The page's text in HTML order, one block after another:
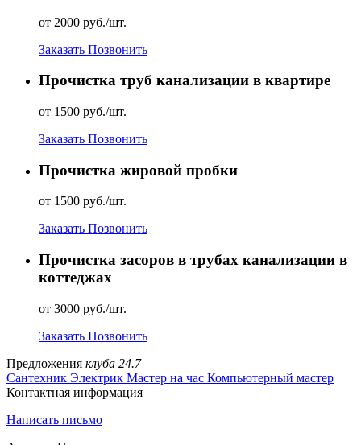
от 2000 руб./шт.
Заказать Позвонить
Прочистка труб канализации в квартире
от 1500 руб./шт.
Заказать Позвонить
Прочистка жировой пробки
от 1500 руб./шт.
Заказать Позвонить
Прочистка засоров в трубах канализации в
коттеджах
от 3000 руб./шт.
Заказать Позвонить
Предложения клуба 24.7
Сантехник Электрик Мастер на час Компьютерный мастер
Контактная информация
Написать письмо